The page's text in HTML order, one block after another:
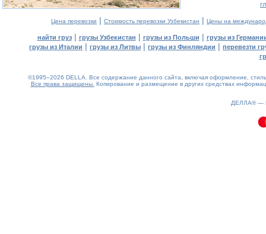
Цена перевозки | Стоимость перевозки Узбекистан | Цены на
найти груз| грузы Узбекистан | грузы из Польши | грузы из
грузы из Италии | грузы из Литвы | грузы из Финляндии | перевезти
©1995–2026 DELLA. Все содержание данного сайта, включая оформление,
Все права защищены. Копирование и размещение в других средствах
ДЕЛЛА® —